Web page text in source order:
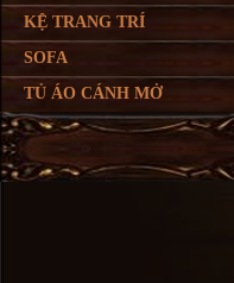
KỆ TRANG TRÍ
SOFA
TỦ ÁO CÁNH MỞ